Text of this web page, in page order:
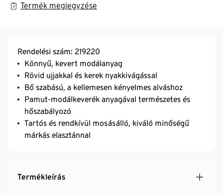
Termék megjegyzése
Rendelési szám: 219220
Könnyű, kevert modálanyag
Rövid ujjakkal és kerek nyakkivágással
Bő szabású, a kellemesen kényelmes alváshoz
Pamut-modálkeverék anyagával természetes és
hőszabályozó
Tartós és rendkívül mosásálló, kiváló minőségű
márkás elasztánnal
Termékleírás